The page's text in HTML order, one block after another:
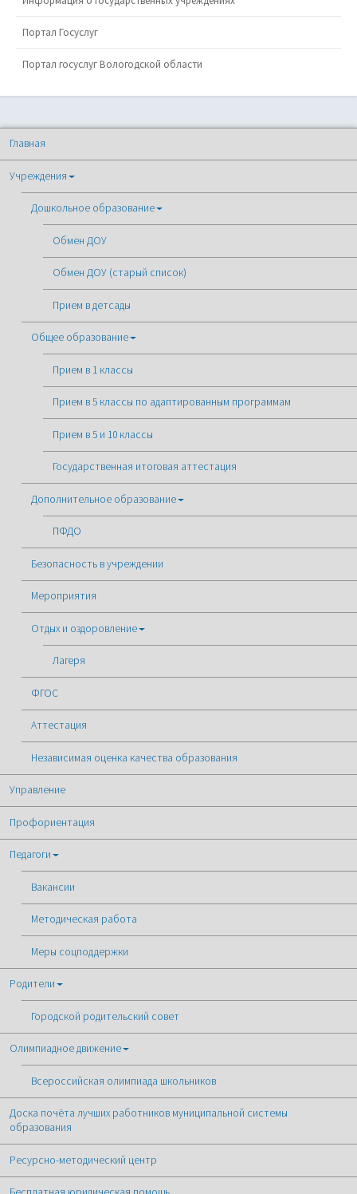
Портал Госуслуг
Портал госуслуг Вологодской области
Главная
Учреждения
Дошкольное образование
Обмен ДОУ
Обмен ДОУ (старый список)
Прием в детсады
Общее образование
Прием в 1 классы
Прием в 5 классы по адаптированным программам
Прием в 5 и 10 классы
Государственная итоговая аттестация
Дополнительное образование
ПФДО
Безопасность в учреждении
Мероприятия
Отдых и оздоровление
Лагеря
ФГОС
Аттестация
Независимая оценка качества образования
Управление
Профориентация
Педагоги
Вакансии
Методическая работа
Меры соцподдержки
Родители
Городской родительский совет
Олимпиадное движение
Всероссийская олимпиада школьников
Доска почёта лучших работников муниципальной системы
образования
Ресурсно-методический центр